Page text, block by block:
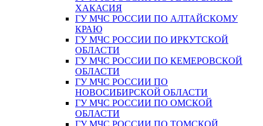
ХАКАСИЯ
ГУ МЧС РОССИИ ПО АЛТАЙСКОМУ
КРАЮ
ГУ МЧС РОССИИ ПО ИРКУТСКОЙ
ОБЛАСТИ
ГУ МЧС РОССИИ ПО КЕМЕРОВСКОЙ
ОБЛАСТИ
ГУ МЧС РОССИИ ПО
НОВОСИБИРСКОЙ ОБЛАСТИ
ГУ МЧС РОССИИ ПО ОМСКОЙ
ОБЛАСТИ
ГУ МЧС РОССИИ ПО ТОМСКОЙ